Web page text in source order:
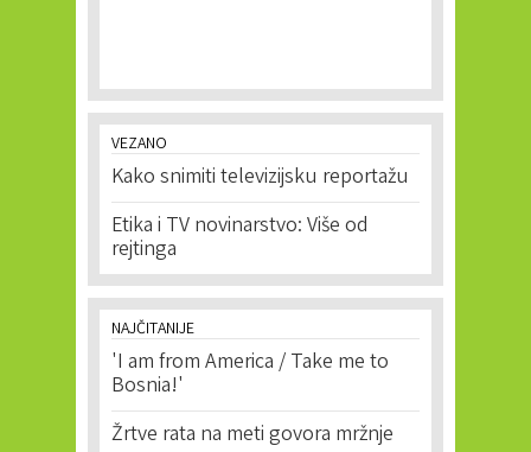
VEZANO
Kako snimiti televizijsku reportažu
Etika i TV novinarstvo: Više od
rejtinga
NAJČITANIJE
'I am from America / Take me to
Bosnia!'
Žrtve rata na meti govora mržnje